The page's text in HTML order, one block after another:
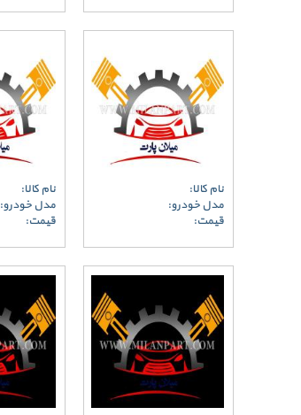
نام کالا:
مدل خودرو:
قیمت:
نام کالا:
مدل خودرو:
قیمت: